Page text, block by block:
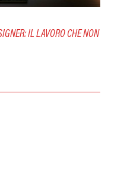
IL LAVORO CHE NON